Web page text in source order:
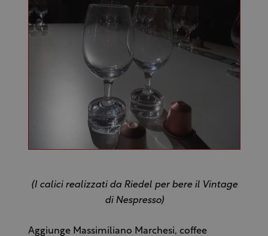
(I calici realizzati da Riedel per bere il Vintage
di Nespresso)
Aggiunge Massimiliano Marchesi, coffee